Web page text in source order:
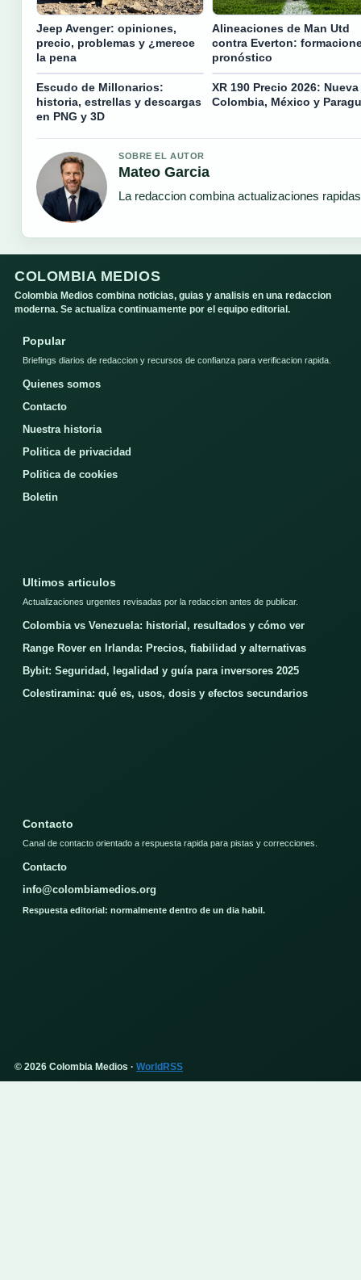
Jeep Avenger: opiniones,
precio, problemas y ¿merece
la pena
Alineaciones de Man Utd
contra Everton:
pronóstico
Escudo de Millonarios:
historia, estrellas y descargas
en PNG y 3D
XR 190 Precio 2026: Nueva
Colombia, México y
SOBRE EL AUTOR
Mateo Garcia
La redaccion combina actualizaciones
COLOMBIA MEDIOS
Colombia Medios combina noticias, guias y analisis en una redaccion
moderna. Se actualiza continuamente por el equipo editorial.
Popular
Briefings diarios de redaccion y recursos de confianza para verificacion rapida.
Quienes somos
Contacto
Nuestra historia
Politica de privacidad
Politica de cookies
Boletin
Ultimos articulos
Actualizaciones urgentes revisadas por la redaccion antes de publicar.
Colombia vs Venezuela: historial, resultados y cómo ver
Range Rover en Irlanda: Precios, fiabilidad y alternativas
Bybit: Seguridad, legalidad y guía para inversores 2025
Colestiramina: qué es, usos, dosis y efectos secundarios
Contacto
Canal de contacto orientado a respuesta rapida para pistas y correcciones.
Contacto
info@colombiamedios.org
Respuesta editorial: normalmente dentro de un dia habil.
© 2026 Colombia Medios · WorldRSS